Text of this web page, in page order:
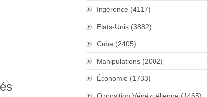
Ingérence (4117)
Etats-Unis (3882)
Cuba (2405)
Manipulations (2002)
Économie (1733)